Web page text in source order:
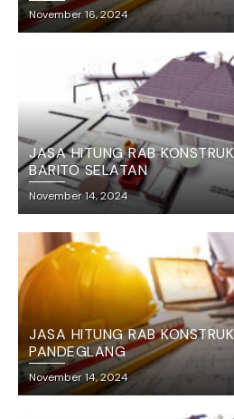
November 16, 2024
JASA HITUNG RAB
BARITO SELATAN
November 14, 2024
JASA HITUNG RAB
PANDEGLANG
November 14, 2024